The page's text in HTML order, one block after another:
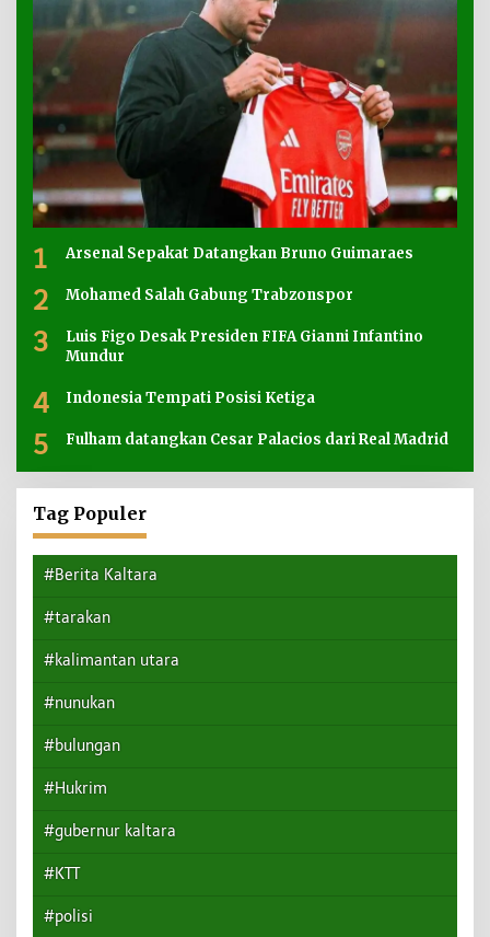
1 Arsenal Sepakat Datangkan Bruno Guimaraes
2 Mohamed Salah Gabung Trabzonspor
3
Luis Figo Desak Presiden FIFA Gianni Infantino
Mundur
4 Indonesia Tempati Posisi Ketiga
5 Fulham datangkan Cesar Palacios dari Real Madrid
Tag Populer
#Berita Kaltara
#tarakan
#kalimantan utara
#nunukan
#bulungan
#Hukrim
#gubernur kaltara
#KTT
#polisi